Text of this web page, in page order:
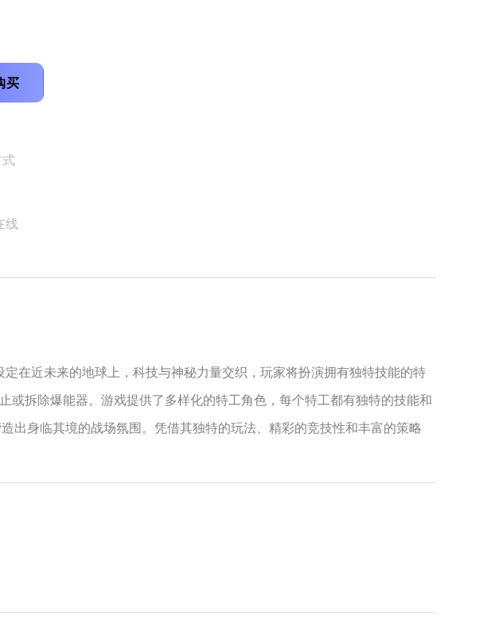
买
线
在近未来的地球上，科技与神秘力量交织，玩家将扮演拥有独特技能的特
拆除爆能器。游戏提供了多样化的特工角色，每个特工都有独特的技能和
出身临其境的战场氛围。凭借其独特的玩法、精彩的竞技性和丰富的策略